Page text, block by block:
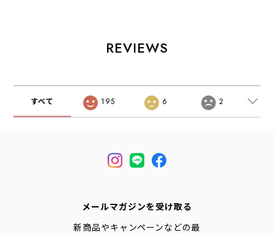
MEN'S/LADY'S
[2026AW]
REVIEWS
すべて 195 6 2
メールマガジンを受け取る
新商品やキャンペーンなどの最